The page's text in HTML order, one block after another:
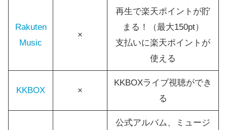
Rakuten
Music
×
再生で楽天ポイントが貯
まる！（最大150pt）
支払いに楽天ポイントが
使える
KKBOX ×
KKBOXライブ視聴ができ
る
公式アルバム、ミュージ